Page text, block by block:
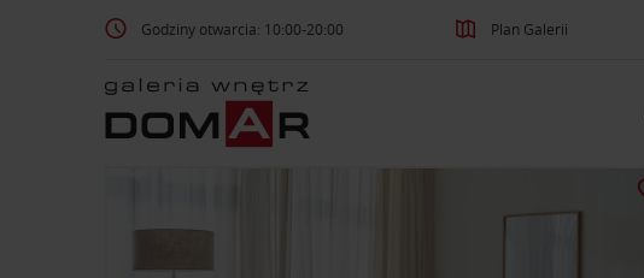
Godziny otwarcia: 10:00-20:00 Plan Galerii